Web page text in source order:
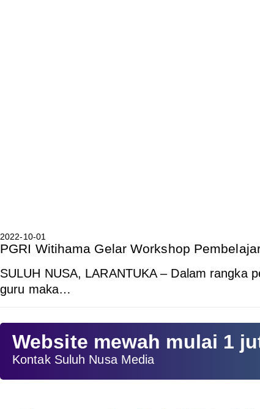
2022-10-01
PGRI Witihama Gelar Workshop
SULUH NUSA, LARANTUKA – Dalam rangka
guru maka…
Website mewah mulai 1
Kontak Suluh Nusa Media